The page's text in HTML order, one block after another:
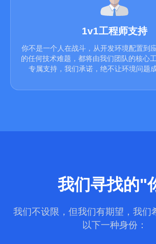
1v1工程师支持
你不是一个人在战斗，从开发环境配置到
的任何技术难题，都将由我们团队的核心
专属支持，我们承诺，绝不让环境问题
我们寻找的"
我们不设限，但我们有期望，我们
以下一种身份：